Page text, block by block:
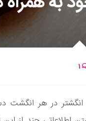
انگشتر در هر